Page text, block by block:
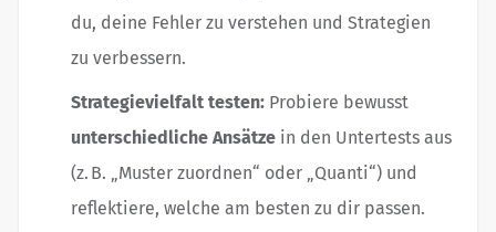
du, deine Fehler zu verstehen und Strategien
zu verbessern.
Strategievielfalt testen: Probiere bewusst
unterschiedliche Ansätze in den Untertests aus
(z. B. „Muster zuordnen“ oder „Quanti“) und
reflektiere, welche am besten zu dir passen.